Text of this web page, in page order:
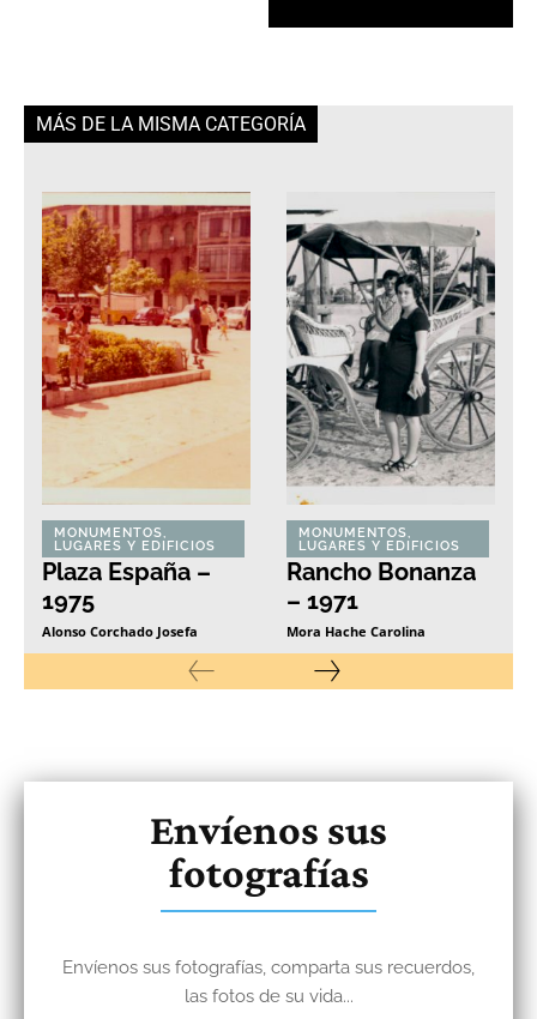
MÁS DE LA MISMA CATEGORÍA
MONUMENTOS,
LUGARES Y EDIFICIOS
Plaza España –
1975
Alonso Corchado Josefa
MONUMENTOS,
LUGARES Y EDIFICIOS
Rancho Bonanza
– 1971
Mora Hache Carolina
Envíenos sus
fotografías
Envíenos sus fotografías, comparta sus recuerdos,
las fotos de su vida...